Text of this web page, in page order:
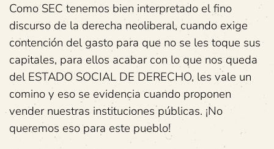
Como SEC tenemos bien interpretado el fino
discurso de la derecha neoliberal, cuando exige
contención del gasto para que no se les toque sus
capitales, para ellos acabar con lo que nos queda
del ESTADO SOCIAL DE DERECHO, les vale un
comino y eso se evidencia cuando proponen
vender nuestras instituciones públicas. ¡No
queremos eso para este pueblo!